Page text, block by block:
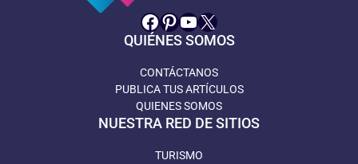
Facebook
Pinterest
YouTube
X
QUIÉNES SOMOS
CONTÁCTANOS
PUBLICA TUS ARTÍCULOS
QUIENES SOMOS
NUESTRA RED DE SITIOS
TURISMO